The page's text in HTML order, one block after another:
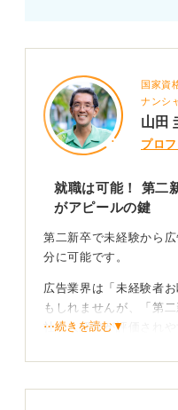
国家資
ナンシ
山田
プロ
就職は可能！ 第二
がアピールの鍵
第二新卒で未経験から
分に可能です。
広告業界は「未経験者
もしれませんが、「第
社会人経験が評価され
新卒枠での採用をおこ
⋯続きを読む▼